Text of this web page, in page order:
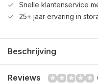
Snelle klantenservice
25+ jaar ervaring in
Beschrijving
Reviews